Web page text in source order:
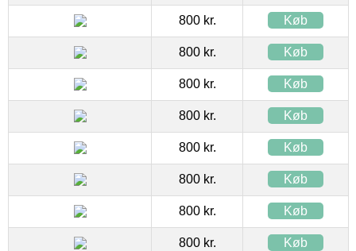
800 kr. Køb
800 kr. Køb
800 kr. Køb
800 kr. Køb
800 kr. Køb
800 kr. Køb
800 kr. Køb
800 kr. Køb